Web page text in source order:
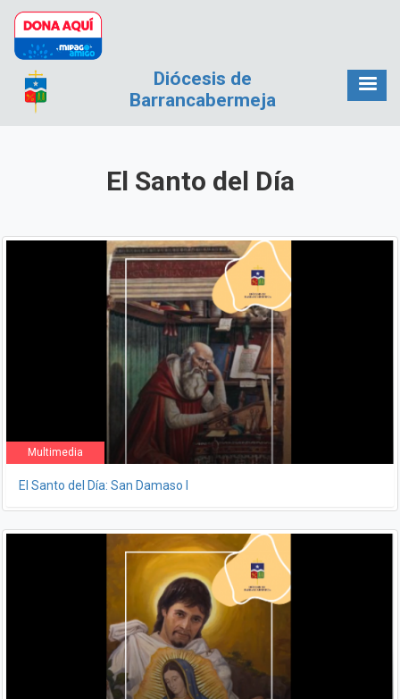
Pasar al contenido principal
Diócesis de
Barrancabermeja
El Santo del Día
Multimedia
El Santo del Día: San Damaso I